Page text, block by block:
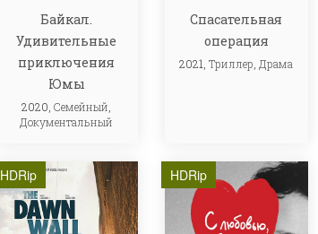
Байкал.
Удивительные
приключения
Юмы
2020,Семейный
Документальный
Спасательная
операция
2021,Триллер Драма
HDRip HDRip